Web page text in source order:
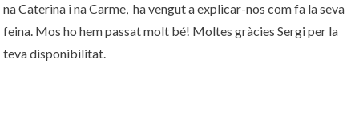
na Caterina i na Carme, ha vengut a explicar-nos com fa la seva
feina. Mos ho hem passat molt bé! Moltes gràcies Sergi per la
teva disponibilitat.